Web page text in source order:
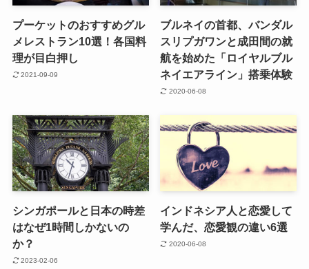
プーケットのおすすめグル
メレストラン10選！各国料
理が目白押し
2021-09-09
ブルネイの首都、バンダル
スリプガワンと成田間の就
航を始めた「ロイヤルブル
ネイエアライン」搭乗体験
2020-06-08
シンガポールと日本の時差
はなぜ1時間しかないの
か？
2023-02-06
インドネシア人と恋愛して
学んだ、恋愛観の違い6選
2020-06-08